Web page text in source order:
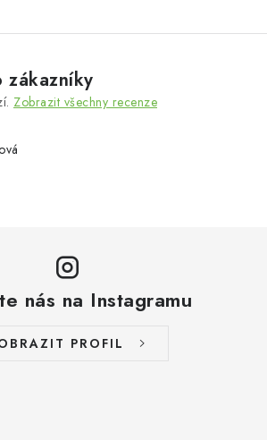
zákazníky
Zobrazit všechny recenze
nás na Instagramu
PROFIL